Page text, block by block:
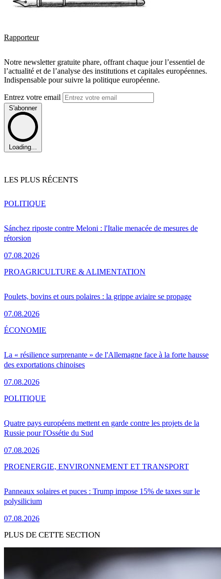
Rapporteur
Notre newsletter gratuite phare, offrant chaque jour l’essentiel de
l’actualité et de l’analyse des institutions et capitales européennes.
Indispensable pour suivre la politique européenne.
Entrez votre email
S'abonner
Loading...
LES PLUS RÉCENTS
Sánchez riposte contre Meloni : l'Italie menacée de mesures de
rétorsion
07.08.2026
POLITIQUE
Poulets, bovins et ours polaires : la grippe aviaire se propage
07.08.2026
PROAGRICULTURE & ALIMENTATION
La « résilience surprenante » de l'Allemagne face à la forte hausse
des exportations chinoises
07.08.2026
ÉCONOMIE
Quatre pays européens mettent en garde contre les projets de la
Russie pour l'Ossétie du Sud
07.08.2026
POLITIQUE
Panneaux solaires et puces : Trump impose 15% de taxes sur le
polysilicium
07.08.2026
PROENERGIE, ENVIRONNEMENT ET TRANSPORT
PLUS DE CETTE SECTION